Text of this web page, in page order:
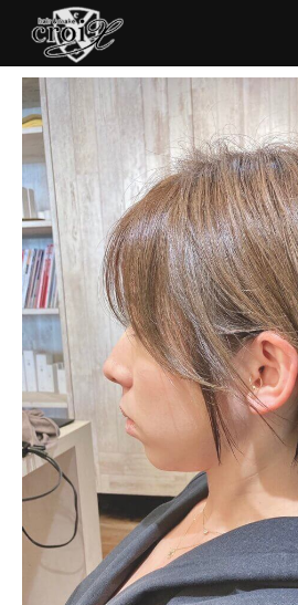
Style 顔/ショートスタイル/ベナボブ